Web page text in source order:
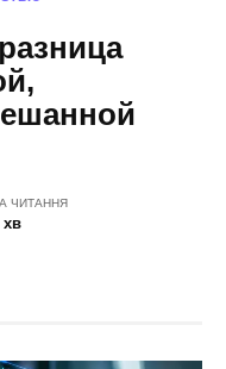
ЧИТАННЯ
хв